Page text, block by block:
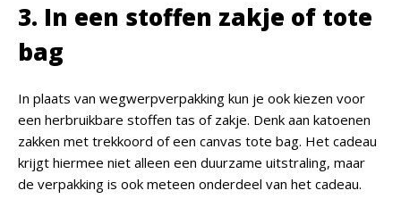
3. In een stoffen zakje of tote
bag
In plaats van wegwerpverpakking kun je ook kiezen voor
een herbruikbare stoffen tas of zakje. Denk aan katoenen
zakken met trekkoord of een canvas tote bag. Het cadeau
krijgt hiermee niet alleen een duurzame uitstraling, maar
de verpakking is ook meteen onderdeel van het cadeau.